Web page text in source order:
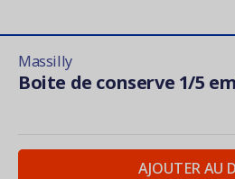
Massilly
Boite de conserve 1/5
AJOUTER AU